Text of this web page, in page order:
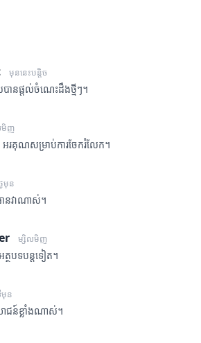
មុននេះបន្តិច
ានផ្តល់ចំណេះដឹងថ្មីៗ។
មិញ
រគុណសម្រាប់ការចែករំលែក។
មុន
ានវាណាស់។
ម្សិលមិញ
ថបទបន្តទៀត។
មុន
ោជន៍ខ្លាំងណាស់។